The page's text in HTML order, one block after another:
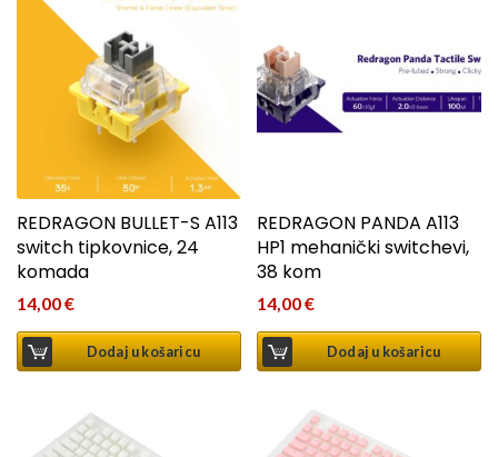
REDRAGON BULLET-S A113
switch tipkovnice, 24
komada
14,00€
Dodaj u košaricu
REDRAGON PANDA A113
HP1 mehanički switchevi,
38 kom
14,00€
Dodaj u košaricu